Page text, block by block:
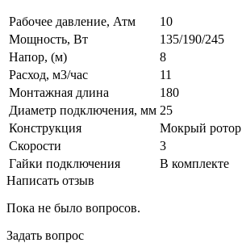
Рабочее давление, Атм
10
Мощность, Вт
135/190/245
Напор, (м)
8
Расход, м3/час
11
Монтажная длина
180
Диаметр подключения, мм 25
Конструкция
Мокрый ротор
Скорости
3
Гайки подключения
В комплекте
Написать отзыв
Пока не было вопросов.
Задать вопрос